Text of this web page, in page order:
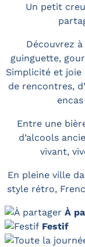
Un petit
Découvrez
guinguette,
Simplicité et joie
de rencontres,
Entre une
d’alcools
vivant,
En pleine ville
style rétro,
À
Festif